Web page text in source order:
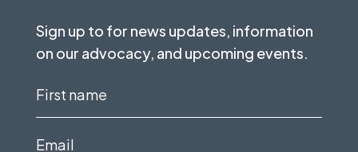
Sign up to for news updates, information
on our advocacy, and upcoming events.
First
Email